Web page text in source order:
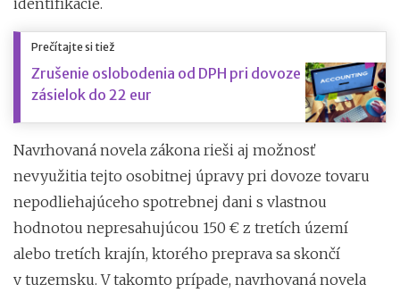
Prečítajte si tiež
Zrušenie oslobodenia od DPH pri dovoze
zásielok do 22 eur
Navrhovaná novela zákona rieši aj možnosť
nevyužitia tejto osobitnej úpravy pri dovoze tovaru
nepodliehajúceho spotrebnej dani s vlastnou
hodnotou nepresahujúcou 150 € z tretích území
alebo tretích krajín, ktorého preprava sa skončí
v tuzemsku. V takomto prípade, navrhovaná novela